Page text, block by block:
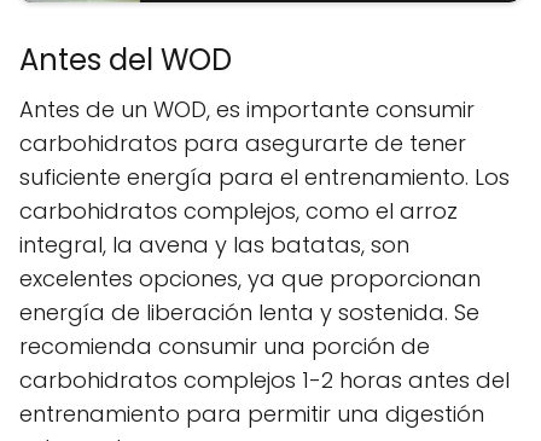
Antes del WOD
Antes de un WOD, es importante consumir
carbohidratos para asegurarte de tener
suficiente energía para el entrenamiento. Los
carbohidratos complejos, como el arroz
integral, la avena y las batatas, son
excelentes opciones, ya que proporcionan
energía de liberación lenta y sostenida. Se
recomienda consumir una porción de
carbohidratos complejos 1-2 horas antes del
entrenamiento para permitir una digestión